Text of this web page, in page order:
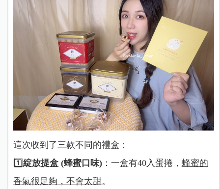
這次收到了三款不同的禮盒：
1️⃣ 綻放提盒 (蜂蜜口味)：一盒有40入蛋捲， 蜂蜜的
香氣很足夠，不會太甜。